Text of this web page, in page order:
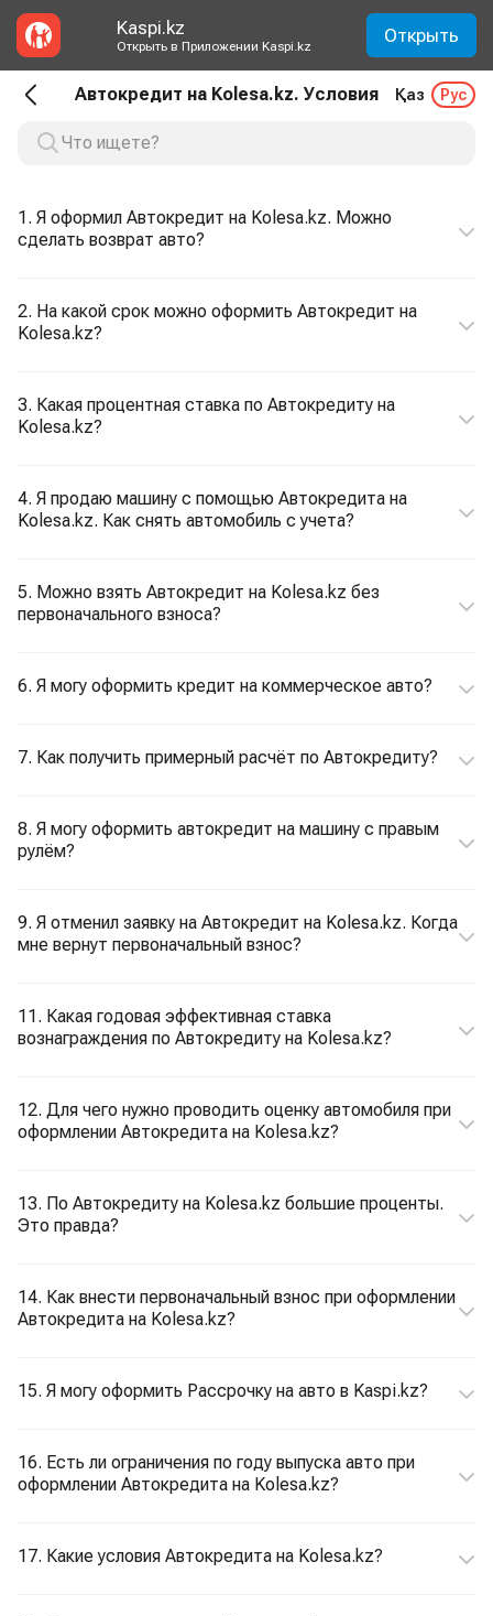
Kaspi.kz
Открыть в Приложении Kaspi.kz Открыть
Автокредит на Kolesa.kz. Условия Қаз Рус
1. Я оформил Автокредит на Kolesa.kz. Можно
сделать возврат авто?
2. На какой срок можно оформить Автокредит на
Kolesa.kz?
3. Какая процентная ставка по Автокредиту на
Kolesa.kz?
4. Я продаю машину с помощью Автокредита на
Kolesa.kz. Как снять автомобиль с учета?
5. Можно взять Автокредит на Kolesa.kz без
первоначального взноса?
6. Я могу оформить кредит на коммерческое авто?
7. Как получить примерный расчёт по Автокредиту?
8. Я могу оформить автокредит на машину с правым
рулём?
9. Я отменил заявку на Автокредит на Kolesa.kz. Когда
мне вернут первоначальный взнос?
11. Какая годовая эффективная ставка
вознаграждения по Автокредиту на Kolesa.kz?
12. Для чего нужно проводить оценку автомобиля при
оформлении Автокредита на Kolesa.kz?
13. По Автокредиту на Kolesa.kz большие проценты.
Это правда?
14. Как внести первоначальный взнос при оформлении
Автокредита на Kolesa.kz?
15. Я могу оформить Рассрочку на авто в Kaspi.kz?
16. Есть ли ограничения по году выпуска авто при
оформлении Автокредита на Kolesa.kz?
17. Какие условия Автокредита на Kolesa.kz?